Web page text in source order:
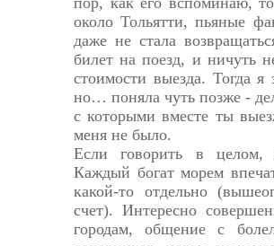
около Тольятти, пьяные
даже не стала
билет на поезд, и ничуть
стоимости выезда. Тогда
но… поняла чуть позже -
с которыми вместе ты
меня не было.
Если говорить в целом,
Каждый богат морем
какой-то отдельно
счет). Интересно
городам, общение с